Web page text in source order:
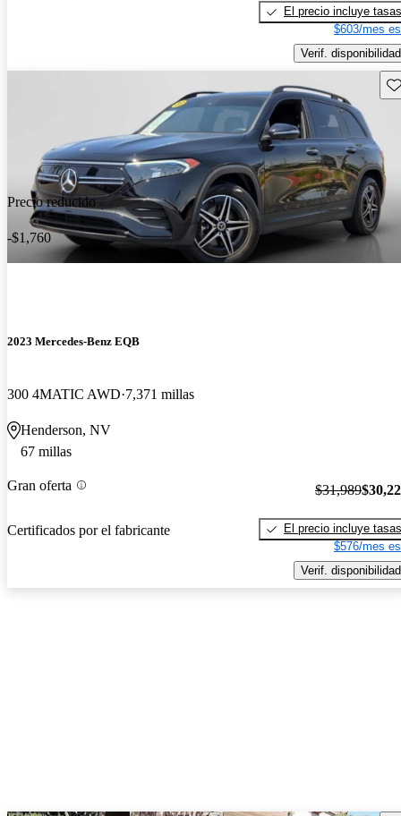
El precio incluye tasas
$603/mes
Verif. disponibilidad
Precio reducido
-$1,760
2023 Mercedes-Benz EQB
300 4MATIC AWD 7,371 millas
Henderson, NV
67 millas
Gran oferta
Certificados por el fabricante
$31,989
El precio incluye tasas
$576/mes
Verif. disponibilidad